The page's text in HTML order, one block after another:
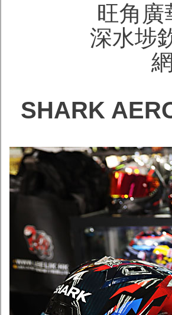
旺角廣
深水埗
SHARK